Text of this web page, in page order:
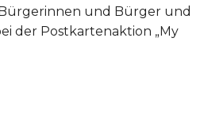
und Bürger und
der Postkartenaktion „My
STÄDTE FÜR EUROPA!“